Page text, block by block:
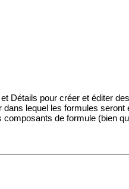
Détails pour créer et éditer
lequel les formules
de formule (bien